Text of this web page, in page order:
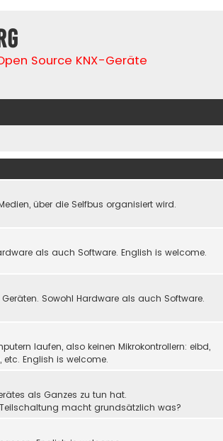
Source KNX-Geräte
über die Selfbus organisiert wird.
als auch Software. English is welcome.
Sowohl Hardware als auch Software.
laufen, also keinen Mikrokontrollern: eibd,
etc. English is welcome.
als Ganzes zu tun hat.
macht grundsätzlich was?